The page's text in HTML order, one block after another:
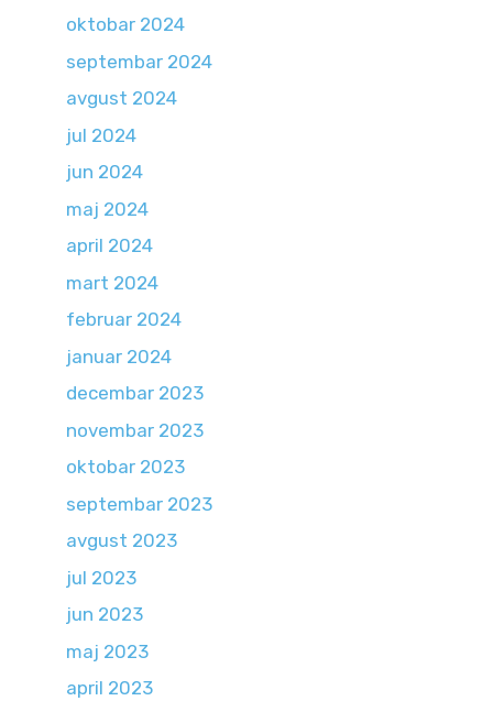
oktobar 2024
septembar 2024
avgust 2024
jul 2024
jun 2024
maj 2024
april 2024
mart 2024
februar 2024
januar 2024
decembar 2023
novembar 2023
oktobar 2023
septembar 2023
avgust 2023
jul 2023
jun 2023
maj 2023
april 2023